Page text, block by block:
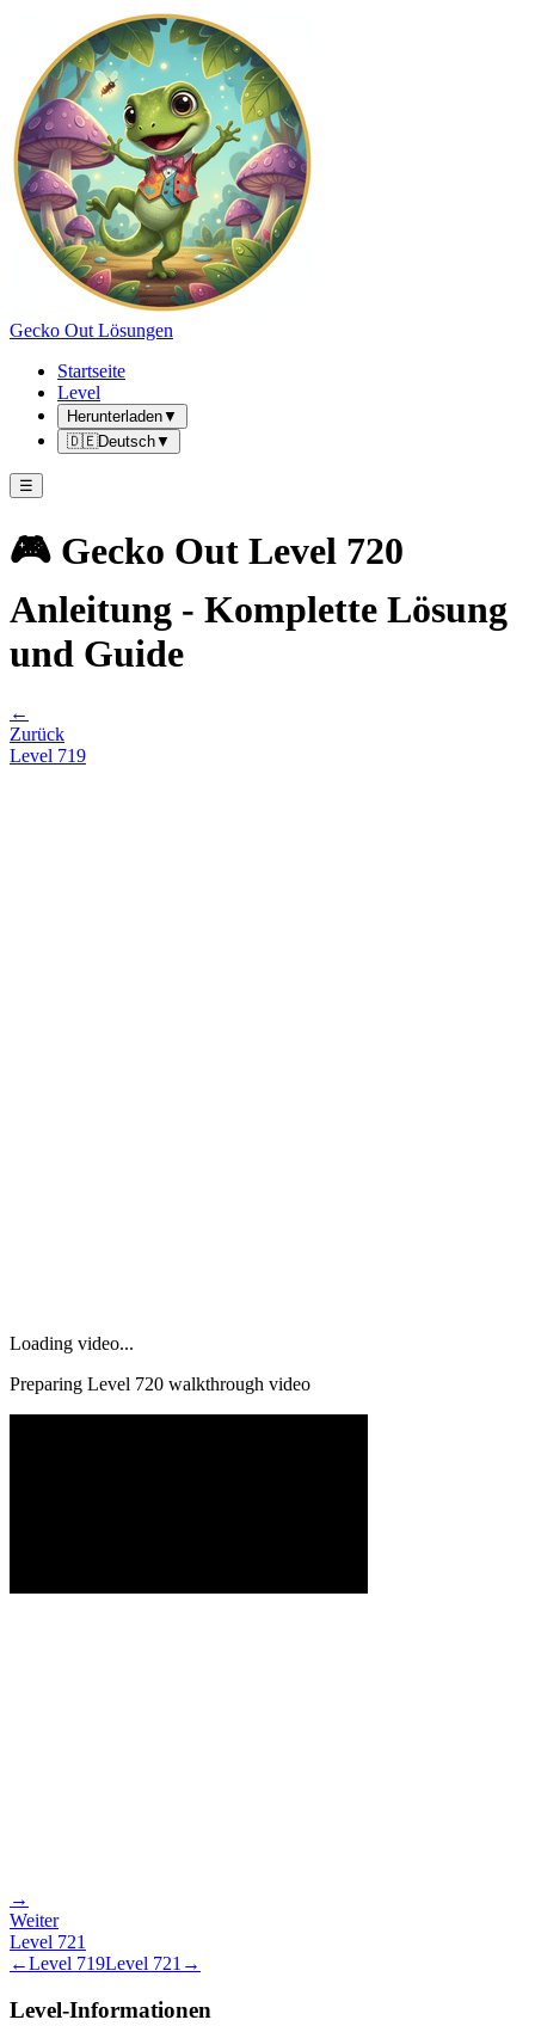
Gecko Out Lösungen
Startseite
Level
Herunterladen▼
🇩🇪Deutsch▼
☰
🎮 Gecko Out Level 720
Anleitung - Komplette Lösung
und Guide
←
Zurück
Level 719
Loading video...
Preparing Level 720 walkthrough video
→
Weiter
Level 721
←Level 719Level 721 →
Level-Informationen